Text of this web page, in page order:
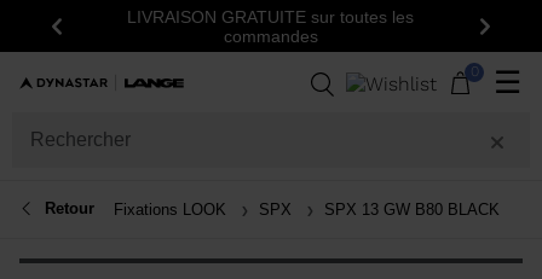
Précédent
LIVRAISON GRATUITE sur toutes les
commandes
0 ☰
Retour Fixations LOOK SPX SPX 13 GW B80 BLACK